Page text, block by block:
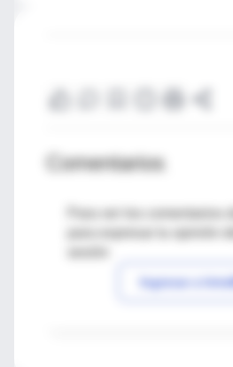
Comentarios
Para ver los comentarios
Ingresar a